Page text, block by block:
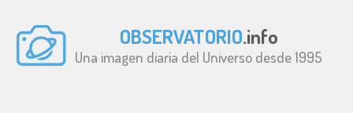
OBSERVATORIO.info
Una imagen diaria del Universo desde 1995